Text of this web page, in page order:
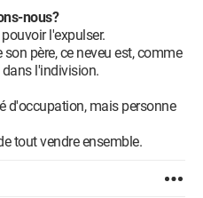
nous?
l'expulser.
père, ce neveu est, comme
l'indivision.
d'occupation, mais personne
tout vendre ensemble.